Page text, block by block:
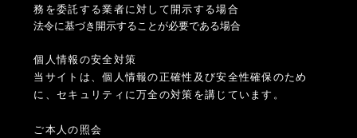
務を委託する業者に対して開示する場合
法令に基づき開示することが必要である場合
個人情報の安全対策
当サイトは、個人情報の正確性及び安全性確保のため
に、セキュリティに万全の対策を講じています。
ご本人の照会